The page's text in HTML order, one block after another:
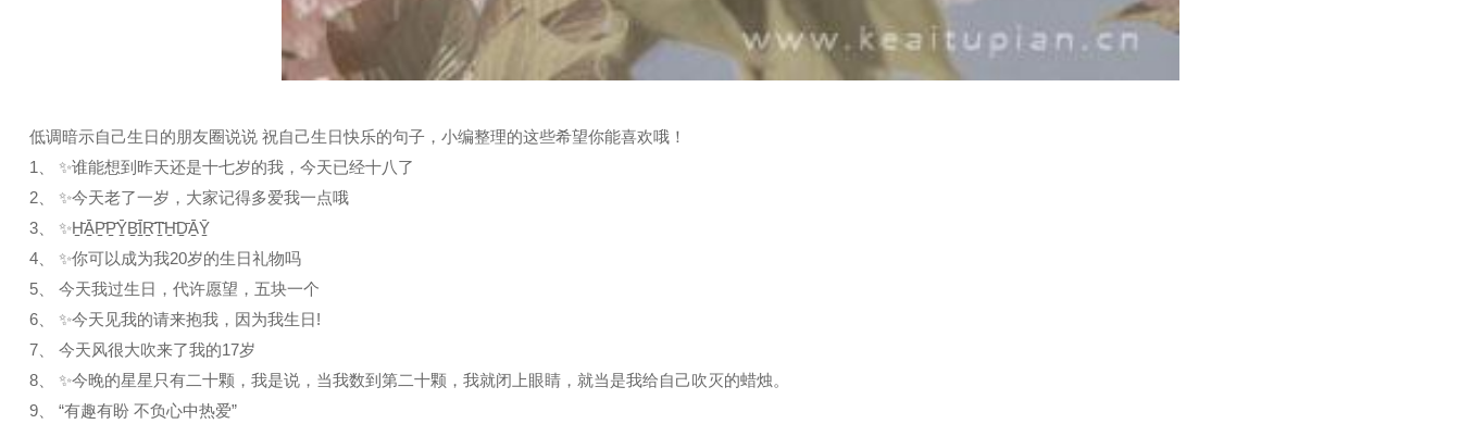
低调暗示自己生日的朋友圈说说 祝自己生日快乐的句子，小编整理的这些希望你能喜欢哦！
1、 ✨谁能想到昨天还是十七岁的我，今天已经十八了
2、 ✨今天老了一岁，大家记得多爱我一点哦
3、 ✨H̠̄Ā̠P̠̄P̠̄Ȳ̠︎︎B̠̄Ī̠R̠̄T̠̄H̠̄D̠̄Ā̠Ȳ̠
4、 ✨你可以成为我20岁的生日礼物吗
5、 今天我过生日，代许愿望，五块一个
6、 ✨今天见我的请来抱我，因为我生日!
7、 今天风很大吹来了我的17岁
8、 ✨今晚的星星只有二十颗，我是说，当我数到第二十颗，我就闭上眼睛，就当是我给自己吹灭的蜡烛。
9、 “有趣有盼 不负心中热爱”